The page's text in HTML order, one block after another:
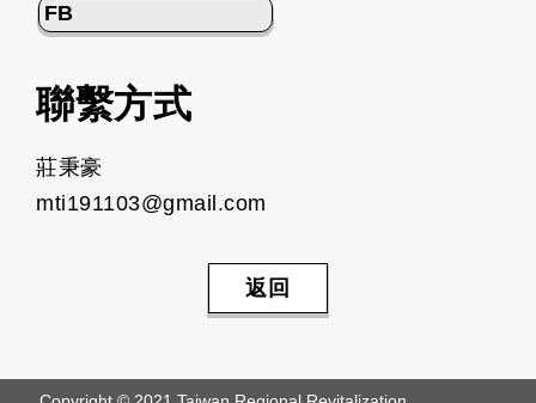
FB
聯繫方式
莊秉豪
mti191103@gmail.com
返回